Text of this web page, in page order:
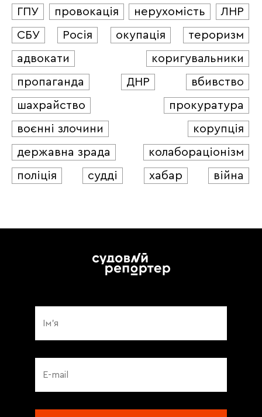
ГПУ
провокація нерухомість
ЛНР
СБУ
Росія окупація
тероризм
адвокати
коригувальники
пропаганда
ДНР
вбивство
шахрайство
прокуратура
воєнні злочини
корупція
державна зрада
колабораціонізм
поліція
судді хабар війна